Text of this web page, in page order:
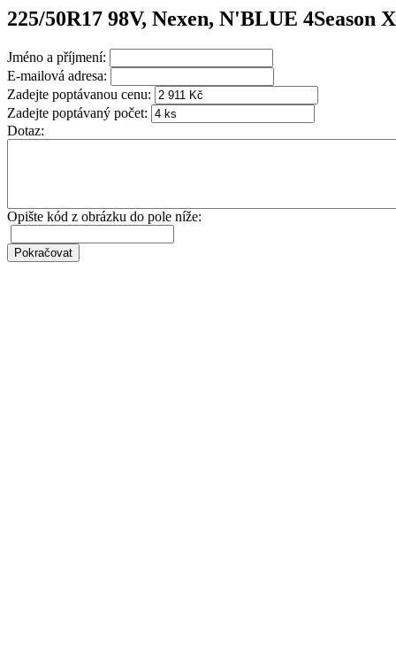
225/50R17 98V, Nexen, N'BLUE 4Season
Jméno a příjmení:
E-mailová adresa:
Zadejte poptávanou cenu:
Zadejte poptávaný počet:
Dotaz:
Opište kód z obrázku do pole níže: